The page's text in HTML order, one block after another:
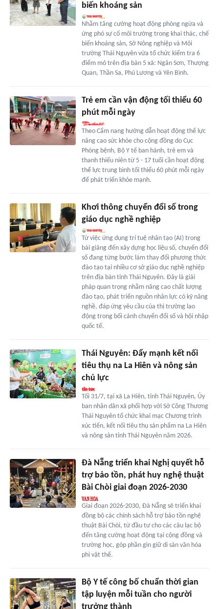
biến khoáng sản
Nhằm tăng cường hoạt động phòng ngừa và
ứng phó sự cố môi trường trong khai thác, chế
biến khoáng sản, Sở Nông nghiệp và Môi
trường Thái Nguyên vừa tổ chức kiểm tra 6
điểm mỏ trên địa bàn 5 xã: Ngân Sơn, Thượng
Quan, Thần Sa, Phú Lương và Yên Bình.
Trẻ em cần vận động tối thiểu 60
phút mỗi ngày
Theo Cẩm nang hướng dẫn hoạt động thể lực
nâng cao sức khỏe cho cộng đồng do Cục
Phòng bệnh, Bộ Y tế ban hành, trẻ em và
thanh thiếu niên từ 5 - 17 tuổi cần hoạt động
thể lực trung bình tối thiểu 60 phút mỗi ngày
để phát triển khỏe mạnh.
Khơi thông chuyển đổi số trong
giáo dục nghề nghiệp
Từ việc ứng dụng trí tuệ nhân tạo (AI) trong
bài giảng đến xây dựng học liệu số, chuyển đổi
số đang từng bước làm thay đổi phương thức
đào tạo tại nhiều cơ sở giáo dục nghề nghiệp
trên địa bàn tỉnh Thái Nguyên. Đây là giải
pháp quan trọng nhằm nâng cao chất lượng
đào tạo, phát triển nguồn nhân lực có kỹ năng
nghề, đáp ứng yêu cầu của thị trường lao
động trong bối cảnh chuyển đổi số và hội nhập
quốc tế.
Thái Nguyên: Đẩy mạnh kết nối
tiêu thụ na La Hiên và nông sản
chủ lực
Tối 31/7, tại xã La Hiên, tỉnh Thái Nguyên, Ủy
ban nhân dân xã phối hợp với Sở Công Thương
Thái Nguyên tổ chức khai mạc Chương trình
xúc tiến, kết nối tiêu thụ sản phẩm na La Hiên
và nông sản tỉnh Thái Nguyên năm 2026.
Đà Nẵng triển khai Nghị quyết hỗ
trợ bảo tồn, phát huy nghệ thuật
Bài Chòi giai đoạn 2026-2030
Giai đoạn 2026-2030, Đà Nẵng sẽ triển khai
đồng bộ các chính sách hỗ trợ bảo tồn nghệ
thuật Bài Chòi, từ đầu tư cho các câu lạc bộ
đến tăng cường hoạt động tại cộng đồng và
trường học, góp phần gìn giữ di sản văn hóa
phi vật thể.
Bộ Y tế công bố chuẩn thời gian
tập luyện mỗi tuần cho người
trưởng thành